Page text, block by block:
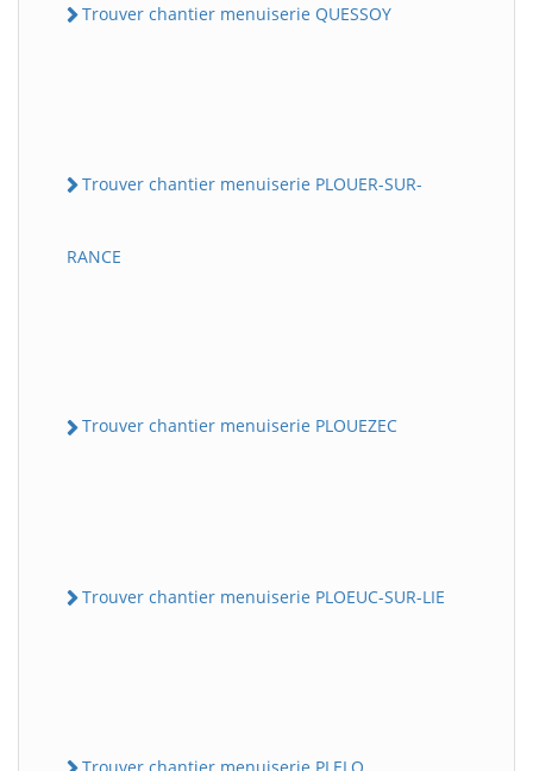
Trouver chantier menuiserie QUESSOY
Trouver chantier menuiserie PLOUER-SUR-
RANCE
Trouver chantier menuiserie PLOUEZEC
Trouver chantier menuiserie PLOEUC-SUR-LIE